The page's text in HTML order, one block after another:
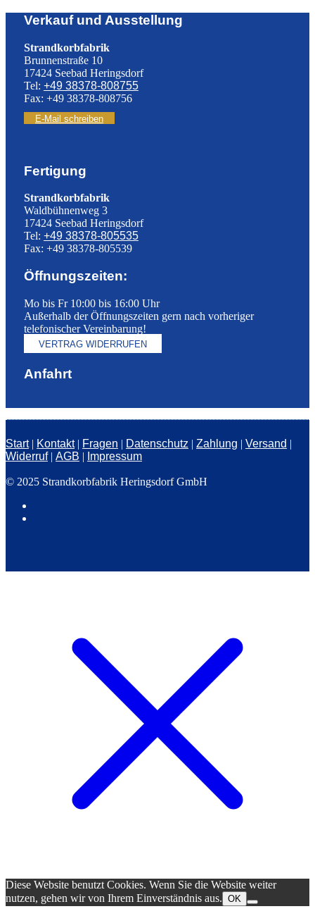
Verkauf und Ausstellung
Strandkorbfabrik
Brunnenstraße 10
17424 Seebad Heringsdorf
Tel: +49 38378-808755
Fax: +49 38378-808756
E-Mail schreiben
Fertigung
Strandkorbfabrik
Waldbühnenweg 3
17424 Seebad Heringsdorf
Tel: +49 38378-805535
Fax: +49 38378-805539
Öffnungszeiten:
Mo bis Fr 10:00 bis 16:00 Uhr
Außerhalb der Öffnungszeiten gern nach vorheriger
telefonischer Vereinbarung!
VERTRAG WIDERRUFEN
Anfahrt
Start| Kontakt| Fragen | Datenschutz | Zahlung | Versand |
Widerruf| AGB | Impressum
© 2025 Strandkorbfabrik Heringsdorf GmbH
Diese Website benutzt Cookies. Wenn Sie die Website weiter
nutzen, gehen wir von Ihrem Einverständnis aus. OK